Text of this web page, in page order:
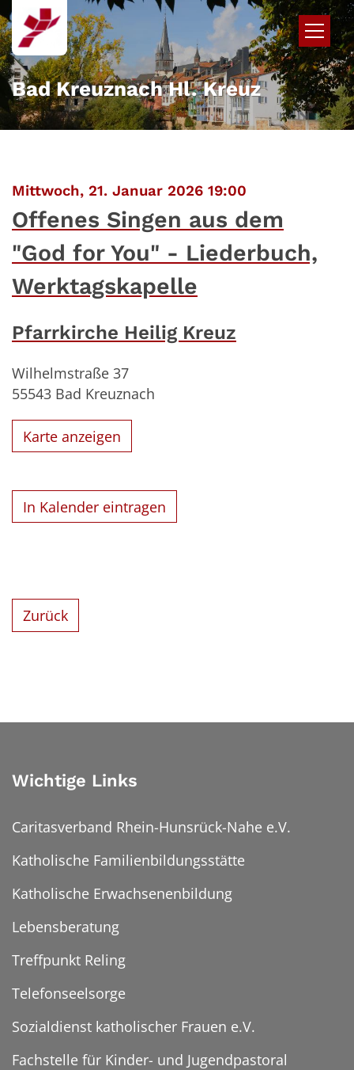
Zum Inhalt springen
Bad Kreuznach Hl. Kreuz
Mittwoch, 21. Januar 2026 19:00
Offenes Singen aus dem
"God for You" - Liederbuch,
Werktagskapelle
Pfarrkirche Heilig Kreuz
Wilhelmstraße 37
55543 Bad Kreuznach
Karte anzeigen
In Kalender eintragen
Zurück
Wichtige Links
Caritasverband Rhein-Hunsrück-Nahe e.V.
Katholische Familienbildungsstätte
Katholische Erwachsenenbildung
Lebensberatung
Treffpunkt Reling
Telefonseelsorge
Sozialdienst katholischer Frauen e.V.
Fachstelle für Kinder- und Jugendpastoral